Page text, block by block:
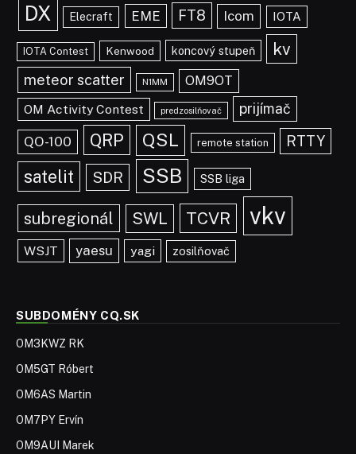
DX Elecraft EME FT8 Icom IOTA
IOTA Contest Kenwood koncový stupeň kv
meteor scatter N1MM
OM9OT
OM Activity Contest
predzosilňovač prijímač
QO-100 QRP QSL remote station RTTY
satelit SDR SSB SSB liga
subregionál SWL TCVR vkv
WSJT yaesu yagi zosilňovač
SUBDOMÉNY CQ.SK
OM3KWZ RK
OM5GT Róbert
OM6AS Martin
OM7PY Ervín
OM9AUI Marek